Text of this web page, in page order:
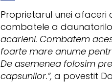
Proprietarul unei
combatele a
acarieni. Combatem
foarte mare anume
De asemenea folosim
capsunilor.”, a povestit